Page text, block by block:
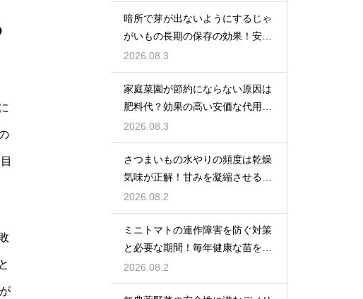
暗所で芽が出ないようにするじゃ
がいもの長期の保存の効果！安全
に食べ切る
2026.08.3
家庭菜園が節約にならない原因は
肥料代？効果の高い安価な代用品
を活用する
2026.08.3
さつまいもの水やりの頻度は乾燥
気味が正解！甘みを凝縮させる管
理法
2026.08.2
ミニトマトの連作障害を防ぐ対策
と必要な期間！毎年健康な苗を育
てる
2026.08.2